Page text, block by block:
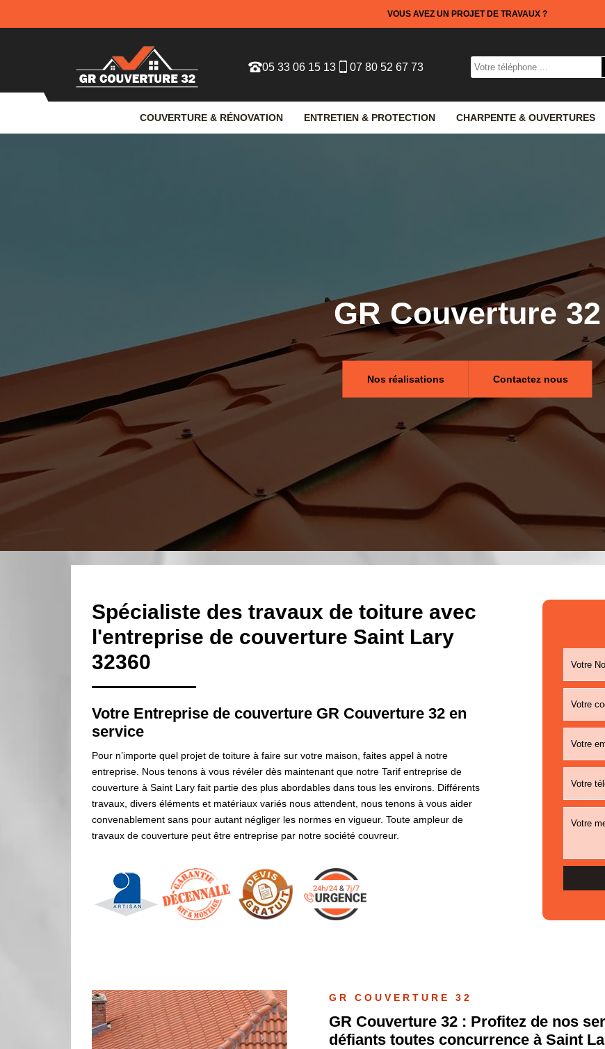
VOUS AVEZ UN PROJET DE TRAVAUX ?
05 33 06 15 13 07 80 52 67 73
COUVERTURE & RÉNOVATION ENTRETIEN & PROTECTION CHARPENTE & OUVERTURES
GR Couverture 32
Nos réalisations Contactez nous
Spécialiste des travaux de toiture avec
l'entreprise de couverture Saint Lary
32360
Votre Entreprise de couverture GR Couverture 32 en
service
Pour n’importe quel projet de toiture à faire sur votre maison, faites appel à notre
entreprise. Nous tenons à vous révéler dès maintenant que notre Tarif entreprise de
couverture à Saint Lary fait partie des plus abordables dans tous les environs. Différents
travaux, divers éléments et matériaux variés nous attendent, nous tenons à vous aider
convenablement sans pour autant négliger les normes en vigueur. Toute ampleur de
travaux de couverture peut être entreprise par notre société couvreur.
GR COUVERTURE 32
GR Couverture 32 : Profitez de nos
défiants toutes concurrence à Saint